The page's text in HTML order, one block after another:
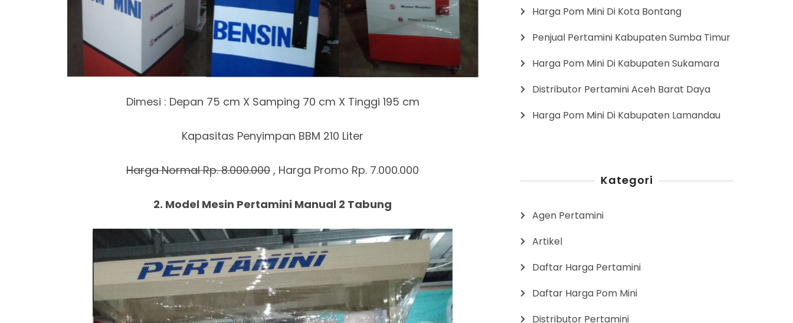
Dimesi : Depan 75 cm X Samping 70 cm X Tinggi 195 cm
Kapasitas Penyimpan BBM 210 Liter
Harga Normal Rp. 8.000.000 , Harga Promo Rp. 7.000.000
2. Model Mesin Pertamini Manual 2 Tabung
Harga Pom Mini Di Kota Bontang
Penjual Pertamini Kabupaten Sumba Timur
Harga Pom Mini Di Kabupaten Sukamara
Distributor Pertamini Aceh Barat Daya
Harga Pom Mini Di Kabupaten Lamandau
Kategori
Agen Pertamini
Artikel
Daftar Harga Pertamini
Daftar Harga Pom Mini
Distributor Pertamini